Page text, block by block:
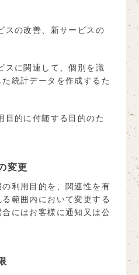
スの改善、新サービスの
スに関連して、個別を識
統計データを作成するた
目的に付随する目的のた
変更
利用目的を、関連性を有
範囲内において変更する
にはお客様に通知又は公